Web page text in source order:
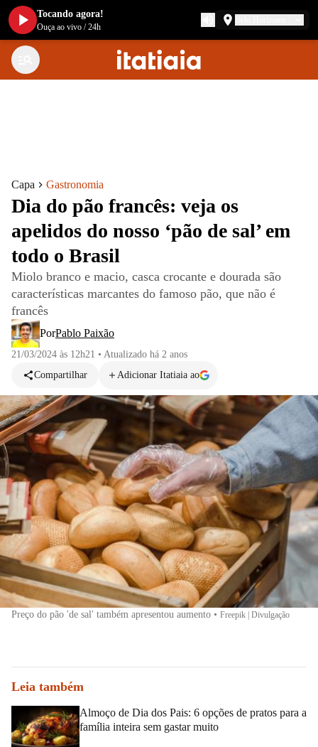
Capa Gastronomia
Dia do pão francês: veja os
apelidos do nosso ‘pão de sal’ em
todo o Brasil
Miolo branco e macio, casca crocante e dourada são
características marcantes do famoso pão, que não é
francês
PorPablo Paixão
21/03/2024 às 12h21 • Atualizado há 2 anos
Compartilhar
Adicionar Itatiaia ao
Preço do pão 'de sal' também apresentou aumento • Freepik | Divulgação
Leia também
Almoço de Dia dos Pais: 6 opções de pratos para a
família inteira sem gastar muito
Tocando agora!
Ouça ao vivo /24h